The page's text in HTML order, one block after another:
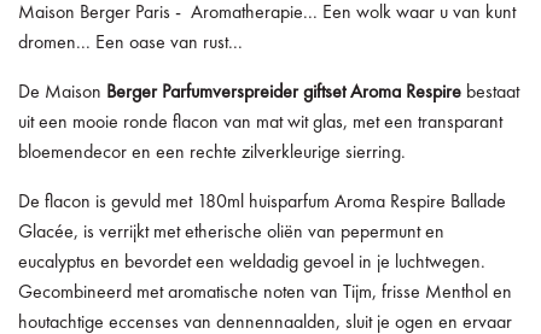
Maison Berger Paris - Aromatherapie... Een wolk waar u van kunt
dromen... Een oase van rust...
De Maison Berger Parfumverspreidergiftset Aroma Respire bestaat
uit een mooie ronde flacon van mat wit glas, met een transparant
bloemendecor en een rechte zilverkleurige sierring.
De flacon is gevuld met 180ml huisparfum Aroma Respire Ballade
Glacée, is verrijkt met etherische oliën van pepermunt en
eucalyptus en bevordet een weldadig gevoel in je luchtwegen.
Gecombineerd met aromatische noten van Tijm, frisse Menthol en
houtachtige eccenses van dennennaalden, sluit je ogen en ervaar